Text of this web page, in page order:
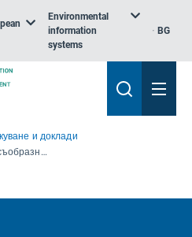
Environmental
information
systems
BG
и доклади
Подобряване на природосъобразните решения в Сърбия: Ролята на екосистемите за намаляване на риска от бедствия и адаптиране към изменението на климата